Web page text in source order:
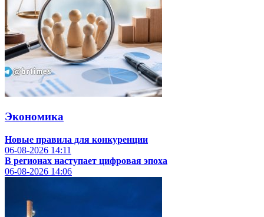
Экономика
Новые правила для конкуренции
06-08-2026 14:11
В регионах наступает цифровая эпоха
06-08-2026 14:06